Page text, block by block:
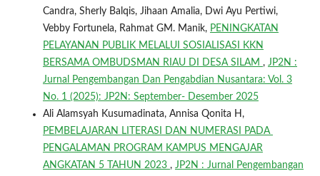
Candra, Sherly Balqis, Jihaan Amalia, Dwi Ayu Pertiwi,
Vebby Fortunela, Rahmat GM. Manik, PENINGKATAN
PELAYANAN PUBLIK MELALUI SOSIALISASI KKN
BERSAMA OMBUDSMAN RIAU DI DESA SILAM , JP2N :
Jurnal Pengembangan Dan Pengabdian Nusantara: Vol. 3
No. 1 (2025): JP2N: September- Desember 2025
Ali Alamsyah Kusumadinata, Annisa Qonita H,
PEMBELAJARAN LITERASI DAN NUMERASI PADA
PENGALAMAN PROGRAM KAMPUS MENGAJAR
ANGKATAN 5 TAHUN 2023 , JP2N : Jurnal Pengembangan